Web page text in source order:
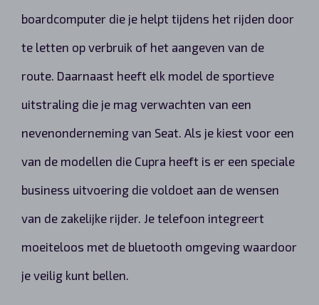
boardcomputer die je helpt tijdens het rijden door
te letten op verbruik of het aangeven van de
route. Daarnaast heeft elk model de sportieve
uitstraling die je mag verwachten van een
nevenonderneming van Seat. Als je kiest voor een
van de modellen die Cupra heeft is er een speciale
business uitvoering die voldoet aan de wensen
van de zakelijke rijder. Je telefoon integreert
moeiteloos met de bluetooth omgeving waardoor
je veilig kunt bellen.